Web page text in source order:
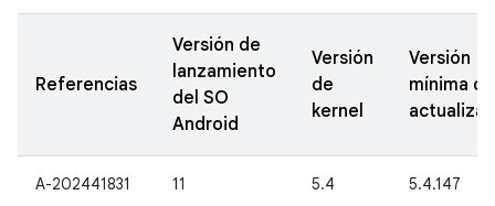
Referencias
Versión de
lanzamiento
del SO
Android
Versión
de
kernel
Versión
mínima de
A-202441831 11 5.4 5.4.147